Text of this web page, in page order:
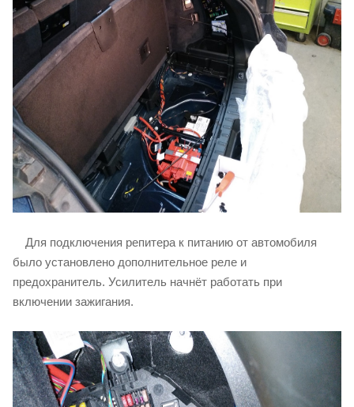
Для подключения репитера к питанию от автомобиля
было установлено дополнительное реле и
предохранитель. Усилитель начнёт работать при
включении зажигания.